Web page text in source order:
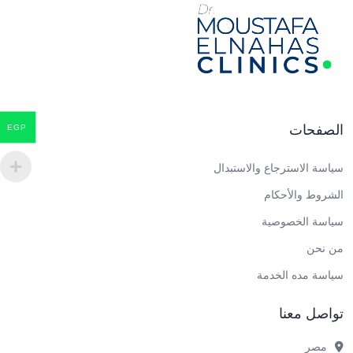
الصفحات
سياسة الاسترجاع والاستبدال
الشروط والأحكام
سياسة الخصوصية
من نحن
سياسة مده الخدمة
تواصل معنا
مصر
EGP